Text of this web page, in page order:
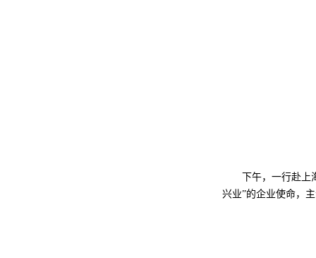
下午，一行赴
兴业”的企业使命，